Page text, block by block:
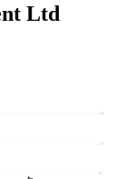
Ltd
8,54
11,41
14,28